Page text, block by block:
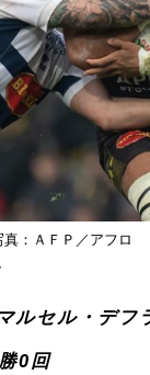
：ＡＦＰ／アフロ
ルセル・デフ
0回